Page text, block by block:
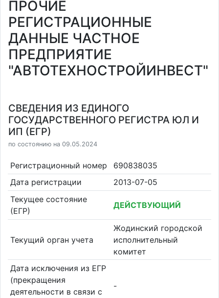
ПРОЧИЕ
РЕГИСТРАЦИОННЫЕ
ДАННЫЕ ЧАСТНОЕ
ПРЕДПРИЯТИЕ
"АВТОТЕХНОСТРОЙИНВЕСТ"
СВЕДЕНИЯ ИЗ ЕДИНОГО
ГОСУДАРСТВЕННОГО РЕГИСТРА ЮЛ И
ИП (ЕГР)
по состоянию на 09.05.2024
Регистрационный номер
690838035
Дата регистрации
2013-07-05
Текущее состояние
(ЕГР)
ДЕЙСТВУЮЩИЙ
Текущий орган учета
Жодинский городской
исполнительный
комитет
Дата исключения из ЕГР
(прекращения
деятельности в связи с
-